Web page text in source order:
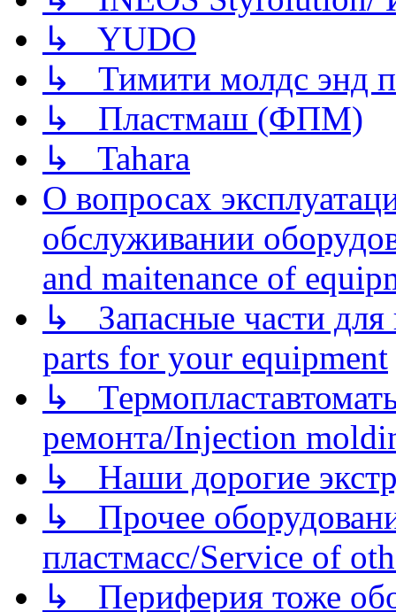
↳ YUDO
↳ Тимити молдс энд
↳ Пластмаш (ФПМ)
↳ Tahara
О вопросах
обслуживании
and maitenance of
↳ Запасные части для
parts for your equipment
↳
ремонта/Injection
↳ Наши дорогие
↳ Прочее
пластмасс/Service of
↳ Периферия тоже